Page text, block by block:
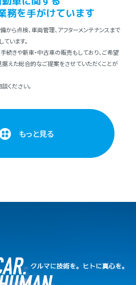
務を⼿がけています
から点検、⾞両管理、アフターメンテナンスまで
います。
続きや新⾞・中古⾞の販売もしており、ご希望
据えた総合的なご提案をさせていただくことが
ください。
もっと見る